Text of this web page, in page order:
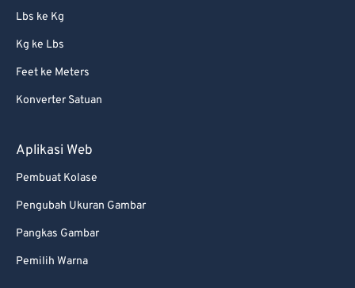
Lbs ke Kg
Kg ke Lbs
Feet ke Meters
Konverter Satuan
Aplikasi Web
Pembuat Kolase
Pengubah Ukuran Gambar
Pangkas Gambar
Pemilih Warna